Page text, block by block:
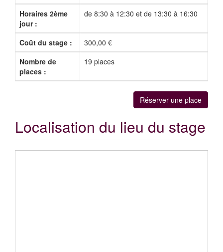
Horaires 2ème
jour :
de 8:30 à 12:30 et de 13:30 à 16:30
Coût du stage :
300,00 €
Nombre de
places :
19 places
Réserver une place
Localisation du lieu du stage